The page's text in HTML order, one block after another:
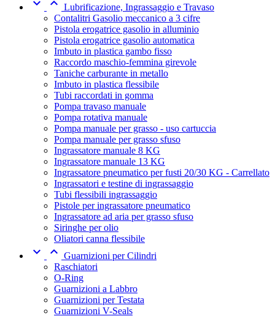
Lubrificazione, Ingrassaggio e Travaso
Contalitri Gasolio meccanico a 3 cifre
Pistola erogatrice gasolio in alluminio
Pistola erogatrice gasolio automatica
Imbuto in plastica gambo fisso
Raccordo maschio-femmina girevole
Taniche carburante in metallo
Imbuto in plastica flessibile
Tubi raccordati in gomma
Pompa travaso manuale
Pompa rotativa manuale
Pompa manuale per grasso - uso cartuccia
Pompa manuale per grasso sfuso
Ingrassatore manuale 8 KG
Ingrassatore manuale 13 KG
Ingrassatore pneumatico per fusti 20/30 KG - Carrellato
Ingrassatori e testine di ingrassaggio
Tubi flessibili ingrassaggio
Pistole per ingrassatore pneumatico
Ingrassatore ad aria per grasso sfuso
Siringhe per olio
Oliatori canna flessibile
  Guarnizioni per Cilindri
Raschiatori
O-Ring
Guarnizioni a Labbro
Guarnizioni per Testata
Guarnizioni V-Seals